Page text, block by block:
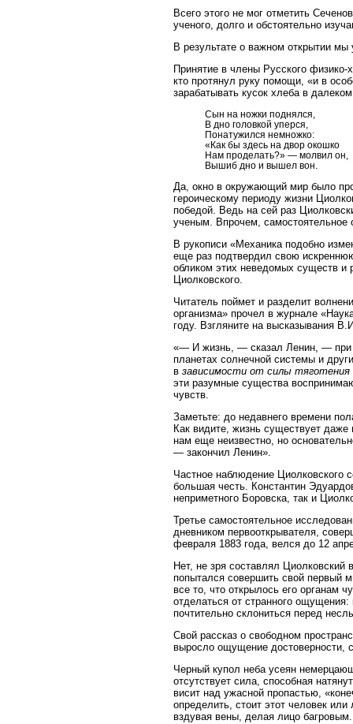
Всего этого не мог отметить
ученого, долго и обстоятельно
В результате о важном открытии мы
Принятие в члены Русского
кто протянул руку помощи, «и в
зарабатывать кусок хлеба в
Сын на ножки поднялся,
В дно головкой уперся,
Понатужился немножко:
«Как бы здесь на двор окошко
Нам проделать?» — молвил он,
Вышиб дно и вышел вон.
Да, окно в окружающий мир было
героическому периоду жизни
победой. Ведь на сей раз
ученым. Впрочем, самостоятельное
В рукописи «Механика подобно
еще раз подтвердил свою
обликом этих неведомых существ
Циолковского.
Читатель поймет и разделит
организма» прочел в журнале
году. Взгляните на высказывания
«— И жизнь, — сказал Ленин, — при
планетах солнечной системы и
в зависимости от силы тяготения
эти разумные существа
чувств.
Заметьте: до недавнего времени
Как видите, жизнь существует
нам еще неизвестно, но
— закончил Ленин».
Частное наблюдение
большая честь. Константин
неприметного Боровска, так и
Третье самостоятельное
дневником первооткрывателя,
февраля 1883 года, велся до 12
Нет, не зря составлял Циолковский
попытался совершить свой первый
все то, что открылось его органам
отделаться от странного
почтительно склониться перед
Свой рассказ о свободном
выросло ощущение достоверности,
Черный купол неба усеян
отсутствует сила, способная
висит над ужасной пропастью,
определить, стоит этот человек
вздувая вены, делая лицо